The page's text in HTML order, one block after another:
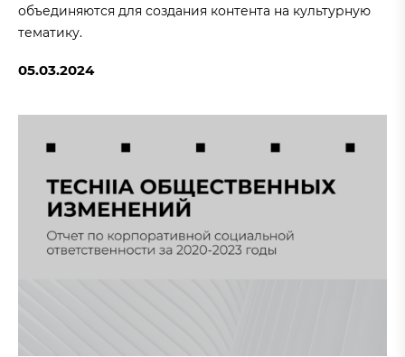
объединяются для создания контента на культурную
тематику.
05.03.2024